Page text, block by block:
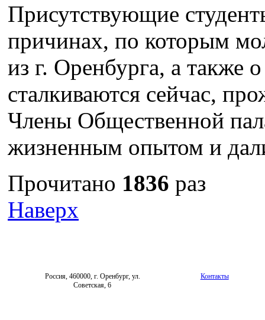
Присутствующие
причинах, по которым
из г. Оренбурга, а также
сталкиваются сейчас,
Члены Общественной
жизненным опытом и
Прочитано 1836 раз
Наверх
Россия, 460000, г. Оренбург, ул.
Советская, 6
Контакты